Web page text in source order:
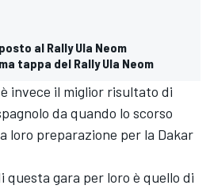
al Rally Ula Neom
tappa del Rally Ula Neom
invece il miglior risultato di
da quando lo scorso
loro preparazione per la Dakar
gara per loro è quello di